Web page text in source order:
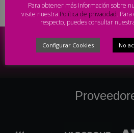
Para obtener más información sobre
visite nuestra Política de privacidad.
respecto, puedes consultar
Configurar Cookies No